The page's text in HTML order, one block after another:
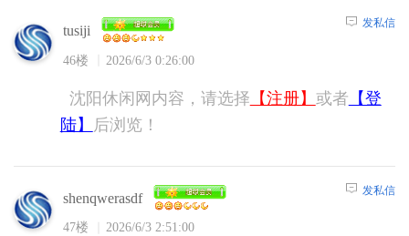
tusiji
46楼 2026/6/3 0:26:00
发私信
沈阳休闲网内容，请选择 【注册】 或者 【登
陆】
后浏览！
shenqwerasdf
47楼 2026/6/3 2:51:00
发私信